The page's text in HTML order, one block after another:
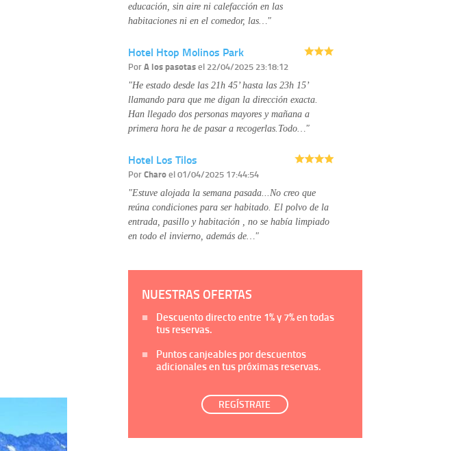
Derechos: tiene derecho a saber qué
información tenemos sobre usted, corregirla y
eliminarla, tal y como se explica en la
página web.
Información complementaria:Puede consultar
tratamos sus datos en lapolítica de privacidad
educación, sin aire ni calefacción en las
habitaciones ni en el comedor, las…"
Hotel Htop Molinos Park
PorA los pasotasel 22/04/2025 23:18:12
"He estado desde las 21h 45’ hasta las 23h 15’
llamando para que me digan la dirección exacta.
Han llegado dos personas mayores y mañana a
primera hora he de pasar a recogerlas.Todo…"
Hotel Los Tilos
PorCharoel 01/04/2025 17:44:54
"Estuve alojada la semana pasada...No creo que
reúna condiciones para ser habitado. El polvo de la
entrada, pasillo y habitación , no se había limpiado
en todo el invierno, además de…"
NUESTRAS OFERTAS
Descuento directo entre 1%y7%en todas
tus reservas.
Puntos canjeables por descuentos
adicionales en tus próximas reservas.
REGÍSTRATE